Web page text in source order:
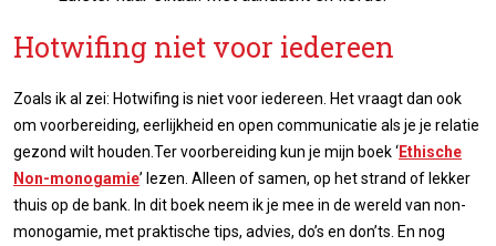
Hotwifing niet voor iedereen
Zoals ik al zei: Hotwifing is niet voor iedereen. Het vraagt dan ook
om voorbereiding, eerlijkheid en open communicatie als je je relatie
gezond wilt houden.Ter voorbereiding kun je mijn boek ‘Ethische
Non-monogamie’ lezen. Alleen of samen, op het strand of lekker
thuis op de bank. In dit boek neem ik je mee in de wereld van non-
monogamie, met praktische tips, advies, do’s en don’ts. En nog